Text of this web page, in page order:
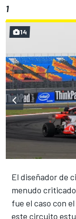
1
El diseñador de
menudo
fue el caso con
este circuito
14